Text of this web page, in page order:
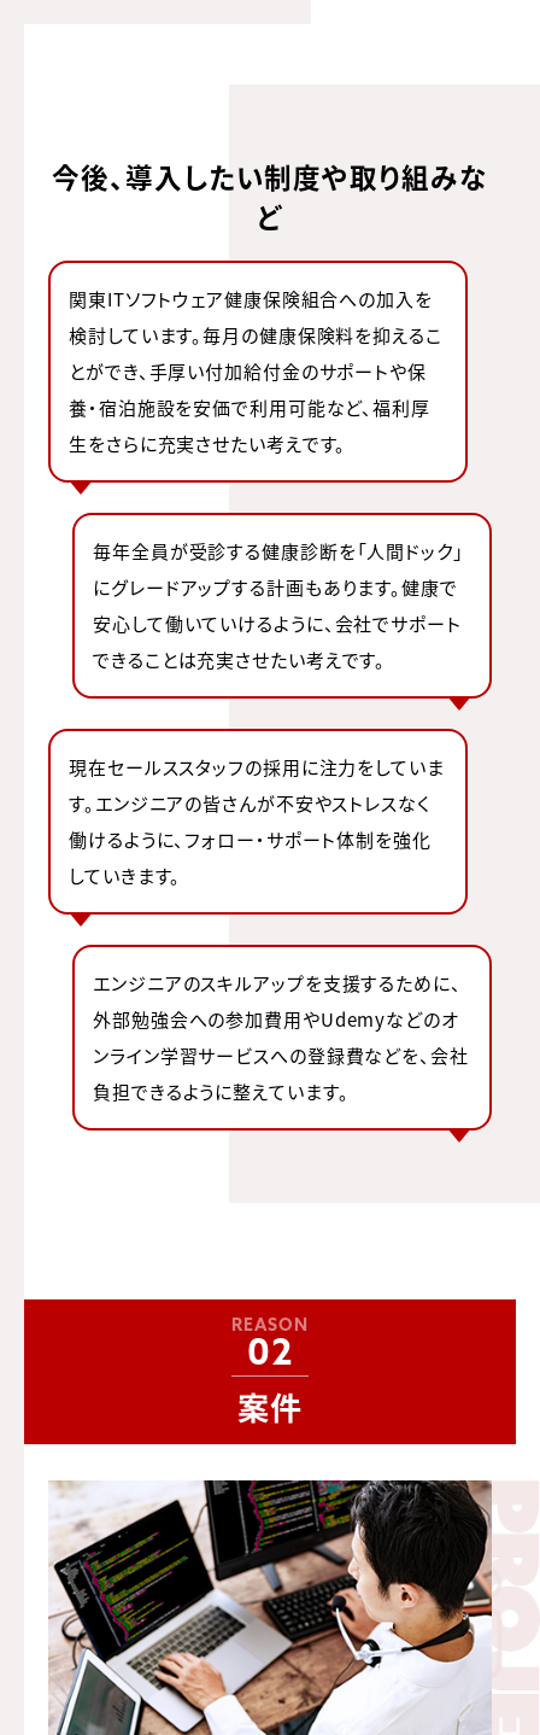
今後、導入したい制度や取り組みな
ど
関東ITソフトウェア健康保険組合への加入を
検討しています。毎月の健康保険料を抑えるこ
とができ、手厚い付加給付金のサポートや保
養・宿泊施設を安価で利用可能など、福利厚
生をさらに充実させたい考えです。
毎年全員が受診する健康診断を「人間ドック」
にグレードアップする計画もあります。健康で
安心して働いていけるように、会社でサポート
できることは充実させたい考えです。
現在セールススタッフの採用に注力をしていま
す。エンジニアの皆さんが不安やストレスなく
働けるように、フォロー・サポート体制を強化
していきます。
エンジニアのスキルアップを支援するために、
外部勉強会への参加費用やUdemyなどのオ
ンライン学習サービスへの登録費などを、会社
負担できるように整えています。
REASON
02
案件